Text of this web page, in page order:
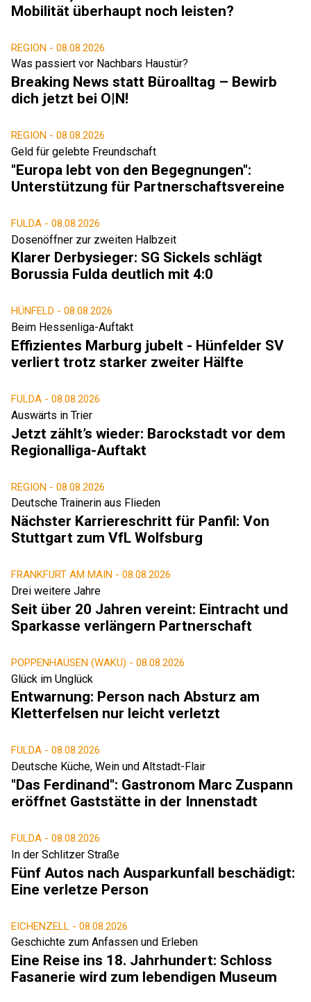
Mobilität überhaupt noch leisten?
REGION - 08.08.2026
Was passiert vor Nachbars Haustür?
Breaking News statt Büroalltag – Bewirb
dich jetzt bei O|N!
REGION - 08.08.2026
Geld für gelebte Freundschaft
"Europa lebt von den Begegnungen":
Unterstützung für Partnerschaftsvereine
FULDA - 08.08.2026
Dosenöffner zur zweiten Halbzeit
Klarer Derbysieger: SG Sickels schlägt
Borussia Fulda deutlich mit 4:0
HÜNFELD - 08.08.2026
Beim Hessenliga-Auftakt
Effizientes Marburg jubelt - Hünfelder SV
verliert trotz starker zweiter Hälfte
FULDA - 08.08.2026
Auswärts in Trier
Jetzt zählt’s wieder: Barockstadt vor dem
Regionalliga-Auftakt
REGION - 08.08.2026
Deutsche Trainerin aus Flieden
Nächster Karriereschritt für Panfil: Von
Stuttgart zum VfL Wolfsburg
FRANKFURT AM MAIN - 08.08.2026
Drei weitere Jahre
Seit über 20 Jahren vereint: Eintracht und
Sparkasse verlängern Partnerschaft
POPPENHAUSEN (WAKU) - 08.08.2026
Glück im Unglück
Entwarnung: Person nach Absturz am
Kletterfelsen nur leicht verletzt
FULDA - 08.08.2026
Deutsche Küche, Wein und Altstadt-Flair
"Das Ferdinand": Gastronom Marc Zuspann
eröffnet Gaststätte in der Innenstadt
FULDA - 08.08.2026
In der Schlitzer Straße
Fünf Autos nach Ausparkunfall beschädigt:
Eine verletze Person
EICHENZELL - 08.08.2026
Geschichte zum Anfassen und Erleben
Eine Reise ins 18. Jahrhundert: Schloss
Fasanerie wird zum lebendigen Museum